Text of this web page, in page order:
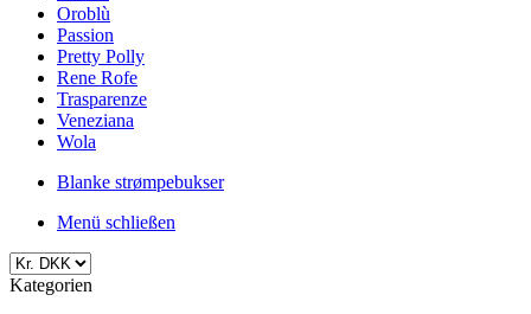
Oroblù
Passion
Pretty Polly
Rene Rofe
Trasparenze
Veneziana
Wola
Blanke strømpebukser
Menü schließen
Kategorien